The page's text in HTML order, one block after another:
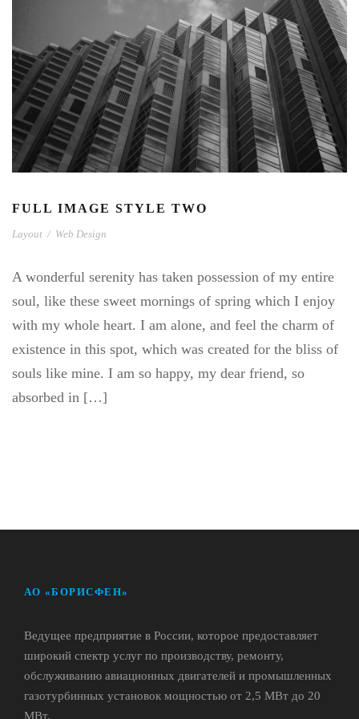
FULL IMAGE STYLE TWO
Layout / Web Design
A wonderful serenity has taken possession of my entire
soul, like these sweet mornings of spring which I enjoy
with my whole heart. I am alone, and feel the charm of
existence in this spot, which was created for the bliss of
souls like mine. I am so happy, my dear friend, so
absorbed in […]
АО «БОРИСФЕН»
Ведущее предприятие в России, которое предоставляет
широкий спектр услуг по производству, ремонту,
обслуживанию авиационных двигателей и промышленных
газотурбинных установок мощностью от 2,5 МВт до 20
МВт.